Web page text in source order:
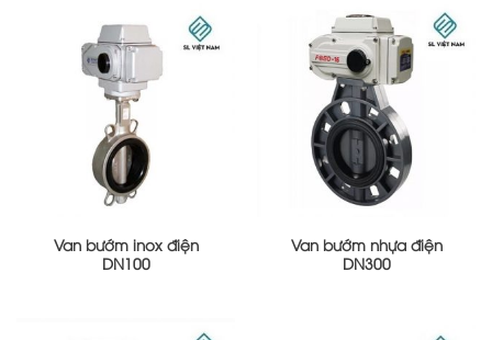
Van bướm inox điện
DN100
Van bướm nhựa điện
DN300